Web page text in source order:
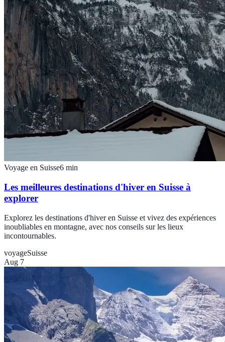
Voyage en Suisse6 min
Les meilleures destinations d'hiver en Suisse à
explorer
Explorez les destinations d'hiver en Suisse et vivez des expériences
inoubliables en montagne, avec nos conseils sur les lieux
incontournables.
voyageSuisse
Aug 7